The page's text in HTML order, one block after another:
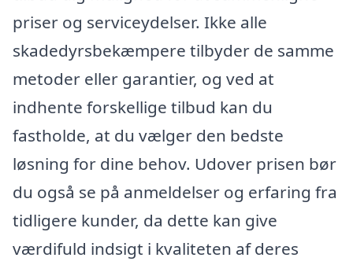
priser og serviceydelser. Ikke alle
skadedyrsbekæmpere tilbyder de samme
metoder eller garantier, og ved at
indhente forskellige tilbud kan du
fastholde, at du vælger den bedste
løsning for dine behov. Udover prisen bør
du også se på anmeldelser og erfaring fra
tidligere kunder, da dette kan give
værdifuld indsigt i kvaliteten af deres